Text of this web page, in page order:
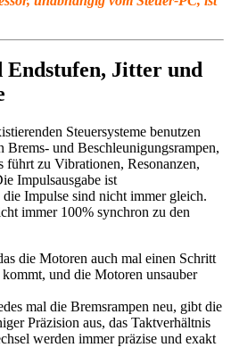
Endstufen, Jitter und
Steuersysteme benutzen
Brems- und Beschleunigungsrampen,
führt zu Vibrationen, Resonanzen,
Impulsausgabe ist
Impulse sind nicht immer gleich.
immer 100% synchron zu den
die Motoren auch mal einen Schritt
kommt, und die Motoren unsauber
mal die Bremsrampen neu, gibt die
Präzision aus, das Taktverhältnis
werden immer präzise und exakt